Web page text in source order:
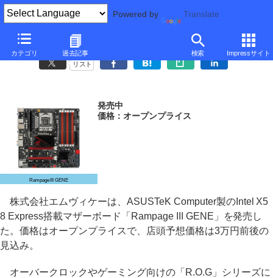
Powered by Translate
カテゴリ 過去記事 検索 Impressサイト
ASUSTeK、X58搭載のmicroATXマザー「Rampage III GENE」
リスト
Rampage III GENE
発売中
価格：オープンプライス
株式会社エムヴィケーは、ASUSTeK Computer製のIntel X5
8 Express搭載マザーボード「Rampage III GENE」を発売し
た。価格はオープンプライスで、店頭予想価格は3万円前後の
見込み。
オーバークロックやゲーミング向けの「R.O.G」シリーズに